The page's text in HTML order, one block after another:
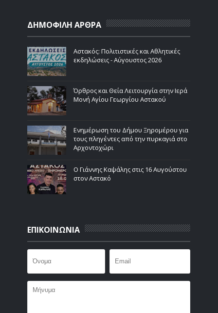
ΔΗΜΟΦΙΛΗ ΑΡΘΡΑ
Αστακός: Πολιτιστικές και Αθλητικές
εκδηλώσεις - Αύγουστος 2026
Όρθρος και Θεία Λειτουργία στην Ιερά
Μονή Αγίου Γεωργίου Αστακού
Ενημέρωση του Δήμου Ξηρομέρου για
τους πληγέντες από την πυρκαγιά στο
Αρχοντοχώρι
Ο Γιάννης Καψάλης στις 16 Αυγούστου
στον Αστακό
ΕΠΙΚΟΙΝΩΝΙΑ